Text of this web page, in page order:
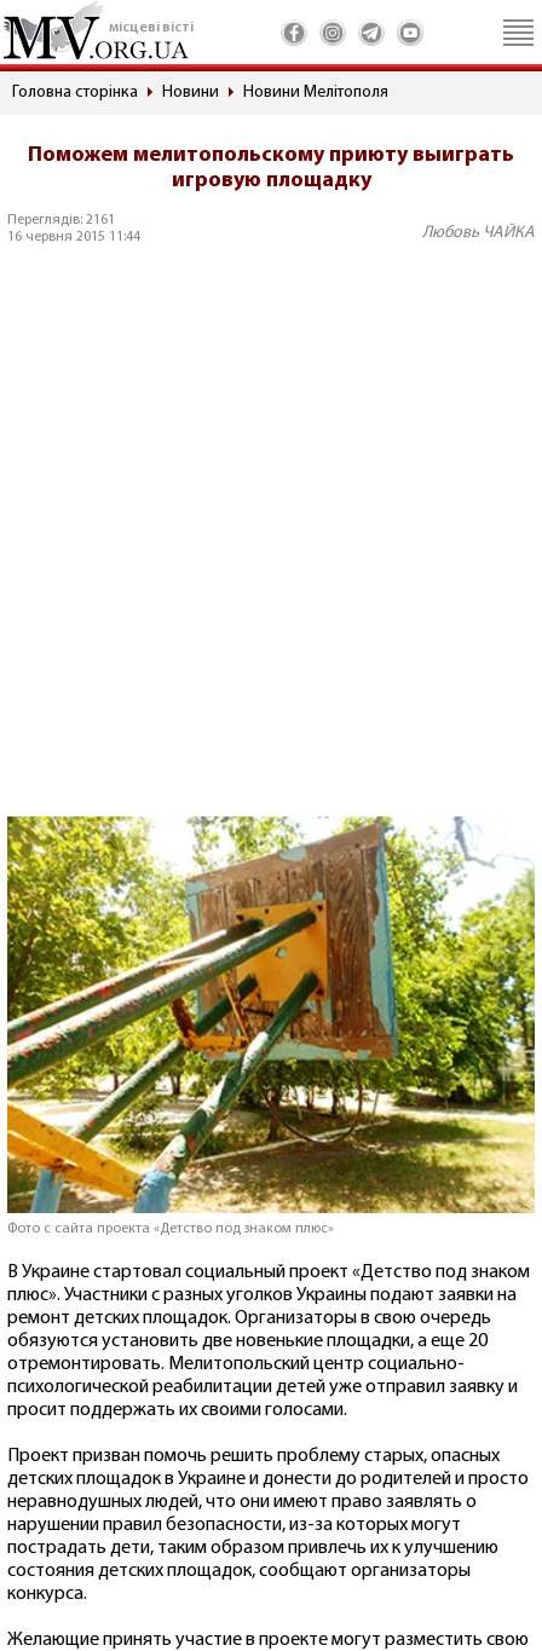
місцеві вісті
Головна сторінка Новини Новини Мелітополя
Поможем мелитопольскому приюту выиграть
игровую площадку
Переглядів: 2161
16 червня 2015 11:44
Любовь ЧАЙКА
Фото с сайта проекта «Детство под знаком плюс»
В Украине стартовал социальный проект «Детство под знаком
плюс». Участники с разных уголков Украины подают заявки на
ремонт детских площадок. Организаторы в свою очередь
обязуются установить две новенькие площадки, а еще 20
отремонтировать. Мелитопольский центр социально-
психологической реабилитации детей уже отправил заявку и
просит поддержать их своими голосами.
Проект призван помочь решить проблему старых, опасных
детских площадок в Украине и донести до родителей и просто
неравнодушных людей, что они имеют право заявлять о
нарушении правил безопасности, из-за которых могут
пострадать дети, таким образом привлечь их к улучшению
состояния детских площадок, сообщают организаторы
конкурса.
Желающие принять участие в проекте могут разместить свою